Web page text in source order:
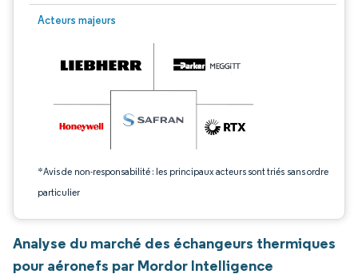
Acteurs majeurs
*Avis de non-responsabilité : les principaux acteurs sont triés sans ordre
particulier
Image © Mordor Intelligence. La réutilisation nécessite une attribution sous CC
Analyse du marché des échangeurs thermiques
pour aéronefs par Mordor Intelligence